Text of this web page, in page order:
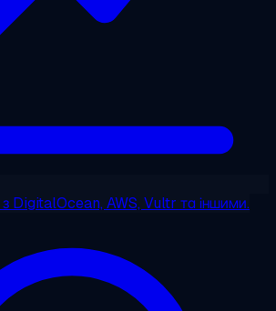
з DigitalOcean, AWS, Vultr та іншими.